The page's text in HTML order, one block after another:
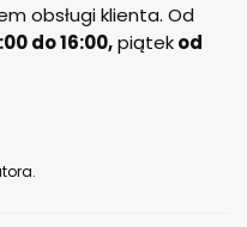
obsługi klienta. Od
do 16:00,piątekod